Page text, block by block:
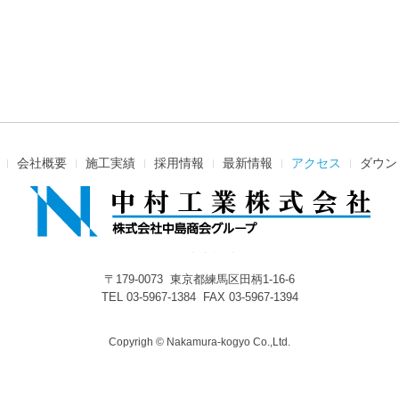
会社概要 施工実績 採用情報 最新情報 アクセス ダウ
〒179-0073 東京都練馬区田柄1-16-6
TEL 03-5967-1384 FAX 03-5967-1394
Copyrigh © Nakamura-kogyo Co.,Ltd.